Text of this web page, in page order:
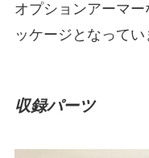
オプションアーマ
ッケージとなってい
収録パーツ